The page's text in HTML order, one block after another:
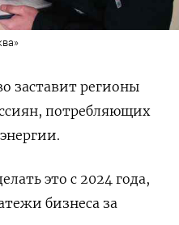
заставит регионы
потребляющих
это с 2024 года,
бизнеса за